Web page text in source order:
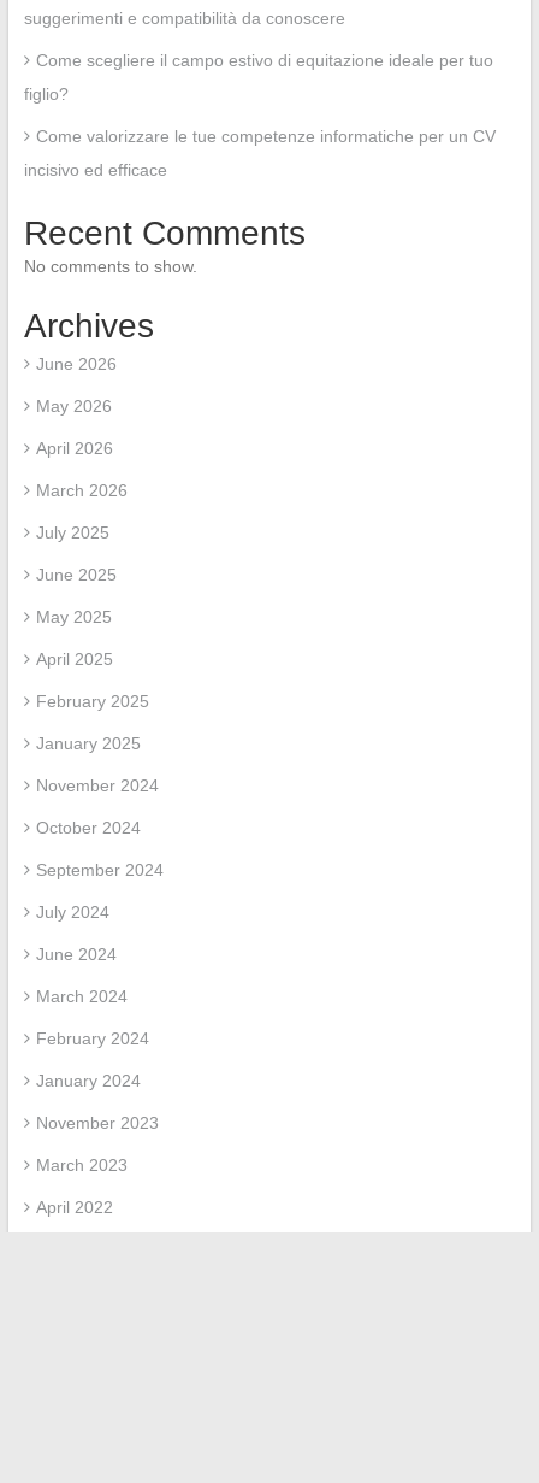
suggerimenti e compatibilità da conoscere
Come scegliere il campo estivo di equitazione ideale per tuo
figlio?
Come valorizzare le tue competenze informatiche per un CV
incisivo ed efficace
Recent Comments
No comments to show.
Archives
June 2026
May 2026
April 2026
March 2026
July 2025
June 2025
May 2025
April 2025
February 2025
January 2025
November 2024
October 2024
September 2024
July 2024
June 2024
March 2024
February 2024
January 2024
November 2023
March 2023
April 2022